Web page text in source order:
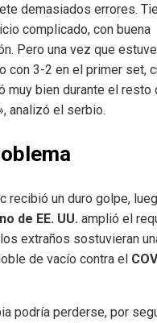
demasiados errores.
complicado, con buena
Pero una vez que estuve
con 3-2 en el primer set,
muy bien durante el resto
analizó el serbio.
recibió un duro golpe,
de EE. UU. amplió el
extraños sostuvieran
de vacío contra el
podría perderse, por